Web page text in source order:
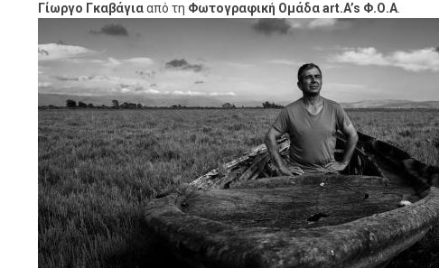
Γίωργο Γκαβάγιααπό τη Φωτογραφική Ομάδα art.A’s Φ.Ο.Α